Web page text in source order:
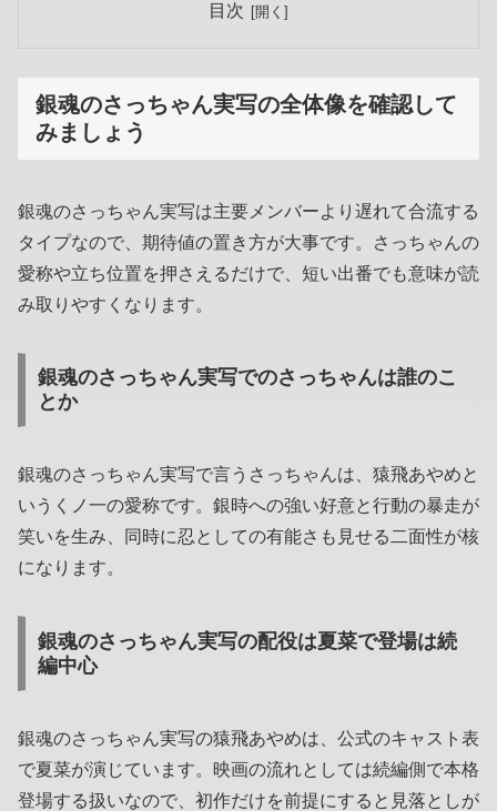
目次
銀魂のさっちゃん実写の全体像を確認して
みましょう
銀魂のさっちゃん実写は主要メンバーより遅れて合流する
タイプなので、期待値の置き方が大事です。さっちゃんの
愛称や立ち位置を押さえるだけで、短い出番でも意味が読
み取りやすくなります。
銀魂のさっちゃん実写でのさっちゃんは誰のこ
とか
銀魂のさっちゃん実写で言うさっちゃんは、猿飛あやめと
いうくノ一の愛称です。銀時への強い好意と行動の暴走が
笑いを生み、同時に忍としての有能さも見せる二面性が核
になります。
銀魂のさっちゃん実写の配役は夏菜で登場は続
編中心
銀魂のさっちゃん実写の猿飛あやめは、公式のキャスト表
で夏菜が演じています。映画の流れとしては続編側で本格
登場する扱いなので、初作だけを前提にすると見落としが